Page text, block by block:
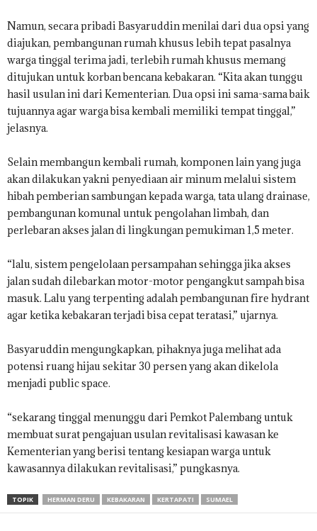
Namun, secara pribadi Basyaruddin menilai dari dua opsi yang
diajukan, pembangunan rumah khusus lebih tepat pasalnya
warga tinggal terima jadi, terlebih rumah khusus memang
ditujukan untuk korban bencana kebakaran. “Kita akan tunggu
hasil usulan ini dari Kementerian. Dua opsi ini sama-sama baik
tujuannya agar warga bisa kembali memiliki tempat tinggal,”
jelasnya.
Selain membangun kembali rumah, komponen lain yang juga
akan dilakukan yakni penyediaan air minum melalui sistem
hibah pemberian sambungan kepada warga, tata ulang drainase,
pembangunan komunal untuk pengolahan limbah, dan
perlebaran akses jalan di lingkungan pemukiman 1,5 meter.
“lalu, sistem pengelolaan persampahan sehingga jika akses
jalan sudah dilebarkan motor-motor pengangkut sampah bisa
masuk. Lalu yang terpenting adalah pembangunan fire hydrant
agar ketika kebakaran terjadi bisa cepat teratasi,” ujarnya.
Basyaruddin mengungkapkan, pihaknya juga melihat ada
potensi ruang hijau sekitar 30 persen yang akan dikelola
menjadi public space.
“sekarang tinggal menunggu dari Pemkot Palembang untuk
membuat surat pengajuan usulan revitalisasi kawasan ke
Kementerian yang berisi tentang kesiapan warga untuk
kawasannya dilakukan revitalisasi,” pungkasnya.
TOPIK HERMAN DERU KEBAKARAN KERTAPATI SUMAEL